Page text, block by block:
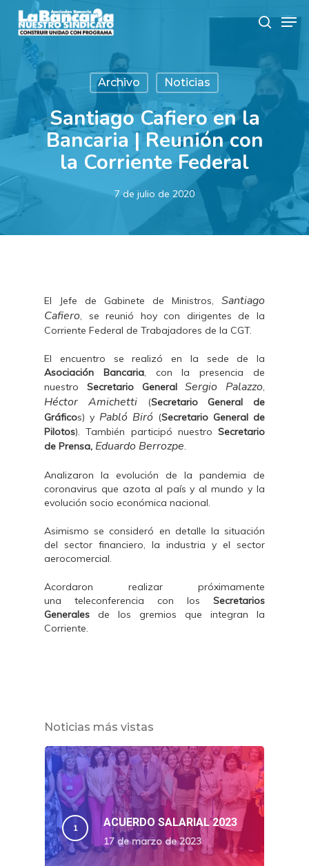
main
content
search
Archivo Noticias
Santiago Cafiero en la
Bancaria | Reunión con
la Corriente Federal
7 de julio de 2020
El Jefe de Gabinete de Ministros, Santiago
Cafiero, se reunió hoy con dirigentes de la
Corriente Federal de Trabajadores de la CGT.
El encuentro se realizó en la sede de la
Asociación Bancaria, con la presencia de
nuestro Secretario General Sergio Palazzo,
Héctor Amichetti(Secretario General de
Gráficos) y Pabló Biró (Secretario General de
Pilotos). También participó nuestro Secretario
de Prensa, Eduardo Berrozpe.
Analizaron la evolución de la pandemia de
coronavirus que azota al país y al mundo y la
evolución socio económica nacional.
Asimismo se consideró en detalle la situación
del sector financiero, la industria y el sector
aerocomercial.
Acordaron realizar próximamente
una teleconferencia con los Secretarios
Generales de los gremios que integran la
Corriente.
Noticias más vistas
ACUERDO SALARIAL 2023
17 de marzo de 2023